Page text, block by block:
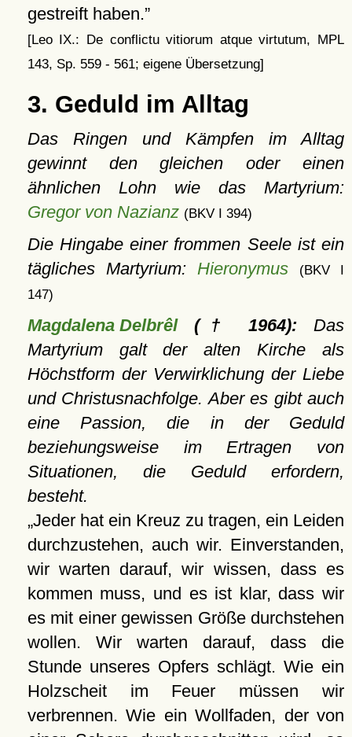
gestreift haben.
[Leo IX.: De conflictu vitiorum atque virtutum, MPL
143, Sp. 559 - 561; eigene Übersetzung]
3. Geduld im Alltag
Das Ringen und Kämpfen im Alltag
gewinnt den gleichen oder einen
ähnlichen Lohn wie das Martyrium:
Gregor von Nazianz (BKV I 394)
Die Hingabe einer frommen Seele ist ein
tägliches Martyrium: Hieronymus
(BKV I
147)
Magdalena Delbrêl(† 1964): Das
Martyrium galt der alten Kirche als
Höchstform der Verwirklichung der Liebe
und Christusnachfolge. Aber es gibt auch
eine Passion, die in der Geduld
beziehungsweise im Ertragen von
Situationen, die Geduld erfordern,
besteht.
Jeder hat ein Kreuz zu tragen, ein Leiden
durchzustehen, auch wir. Einverstanden,
wir warten darauf, wir wissen, dass es
kommen muss, und es ist klar, dass wir
es mit einer gewissen Größe durchstehen
wollen. Wir warten darauf, dass die
Stunde unseres Opfers schlägt. Wie ein
Holzscheit im Feuer müssen wir
verbrennen. Wie ein Wollfaden, der von